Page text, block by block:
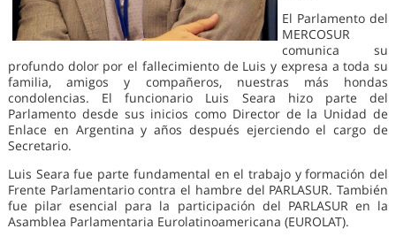
El Parlamento del
MERCOSUR
comunica su
profundo dolor por el fallecimiento de Luis y expresa a toda su
familia, amigos y compañeros, nuestras más hondas
condolencias. El funcionario Luis Seara hizo parte del
Parlamento desde sus inicios como Director de la Unidad de
Enlace en Argentina y años después ejerciendo el cargo de
Secretario.
Luis Seara fue parte fundamental en el trabajo y formación del
Frente Parlamentario contra el hambre del PARLASUR. También
fue pilar esencial para la participación del PARLASUR en la
Asamblea Parlamentaria Eurolatinoamericana (EUROLAT).